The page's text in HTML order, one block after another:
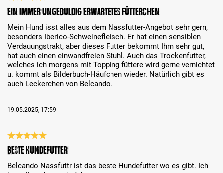
Review with rating of 5 out of 5 stars
Ein immer ungeduldig erwartetes Fütterchen
Mein Hund isst alles aus dem Nassfutter-Angebot sehr gern,
besonders Iberico-Schweinefleisch. Er hat einen sensiblen
Verdauungstrakt, aber dieses Futter bekommt Ihm sehr gut,
hat auch einen einwandfreien Stuhl. Auch das Trockenfutter,
welches ich morgens mit Topping füttere wird gerne vernichtet
u. kommt als Bilderbuch-Häufchen wieder. Natürlich gibt es
auch Leckerchen von Belcando.
19.05.2025, 17:59
Review with rating of 5 out of 5 stars
Beste Hundefutter
Belcando Nassfuttr ist das beste Hundefutter wo es gibt. Ich